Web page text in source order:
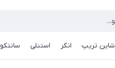
شاین تریپ انکر استنلی سانتکو